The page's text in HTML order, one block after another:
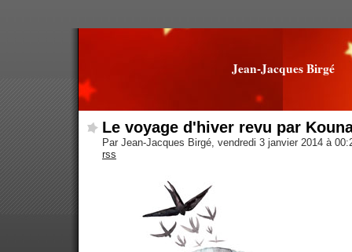
Jean-Jacques Birgé
Le voyage d'hiver revu par
Par Jean-Jacques Birgé, vendredi 3 janvier 2014 à
rss